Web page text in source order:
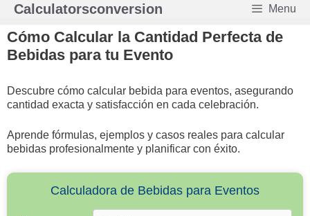
Saltar
contenido
Calculatorsconversion Menu
Cómo Calcular la Cantidad Perfecta de
Bebidas para tu Evento
Descubre cómo calcular bebida para eventos, asegurando
cantidad exacta y satisfacción en cada celebración.
Aprende fórmulas, ejemplos y casos reales para calcular
bebidas profesionalmente y planificar con éxito.
Calculadora de Bebidas para Eventos